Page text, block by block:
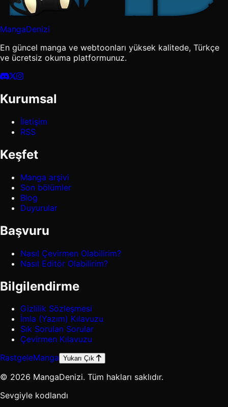
MangaDenizi
En güncel manga ve webtoonları yüksek kalitede, Türkçe
ve ücretsiz okuma platformunuz.
Kurumsal
İletişim
RSS
Keşfet
Manga arşivi
Son bölümler
Blog
Duyurular
Başvuru
Nasıl Çevirmen Olabilirim?
Nasıl Editör Olabilirim?
Bilgilendirme
Gizlilik Sözleşmesi
İmla (Yazım) Kılavuzu
Sık Sorulan Sorular
Çevirmen Kılavuzu
RastgeleManga Yukarı Çık
© 2026 MangaDenizi. Tüm hakları saklıdır.
Sevgiyle kodlandı